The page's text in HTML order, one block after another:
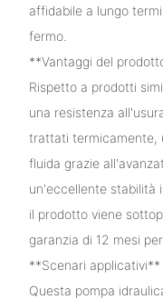
affidabile a lungo
fermo.
**Vantaggi del
Rispetto a prodotti
una resistenza
trattati termicamente,
fluida grazie
un'eccellente stabilità
il prodotto viene
garanzia di 12 mesi
**Scenari applicativi**
Questa pompa